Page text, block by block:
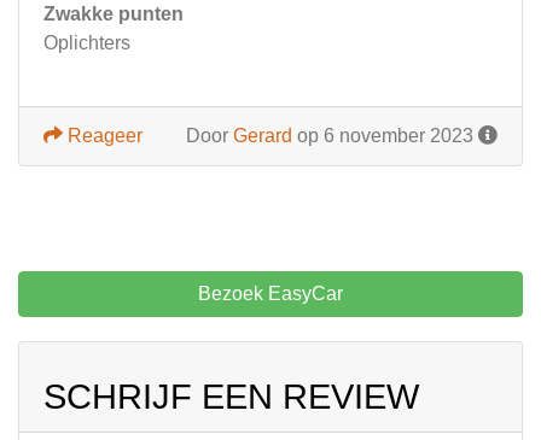
Zwakke punten
Oplichters
Door Gerard op 6 november 2023
Reageer
Bezoek EasyCar
SCHRIJF EEN REVIEW